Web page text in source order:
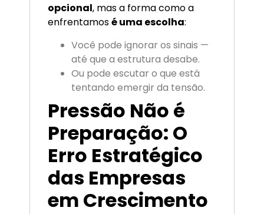
opcional, mas a forma como a
enfrentamosé uma escolha:
Você pode ignorar os sinais —
até que a estrutura desabe.
Ou pode escutar o que está
tentando emergir da tensão.
Pressão Não é
Preparação: O
Erro Estratégico
das Empresas
em Crescimento